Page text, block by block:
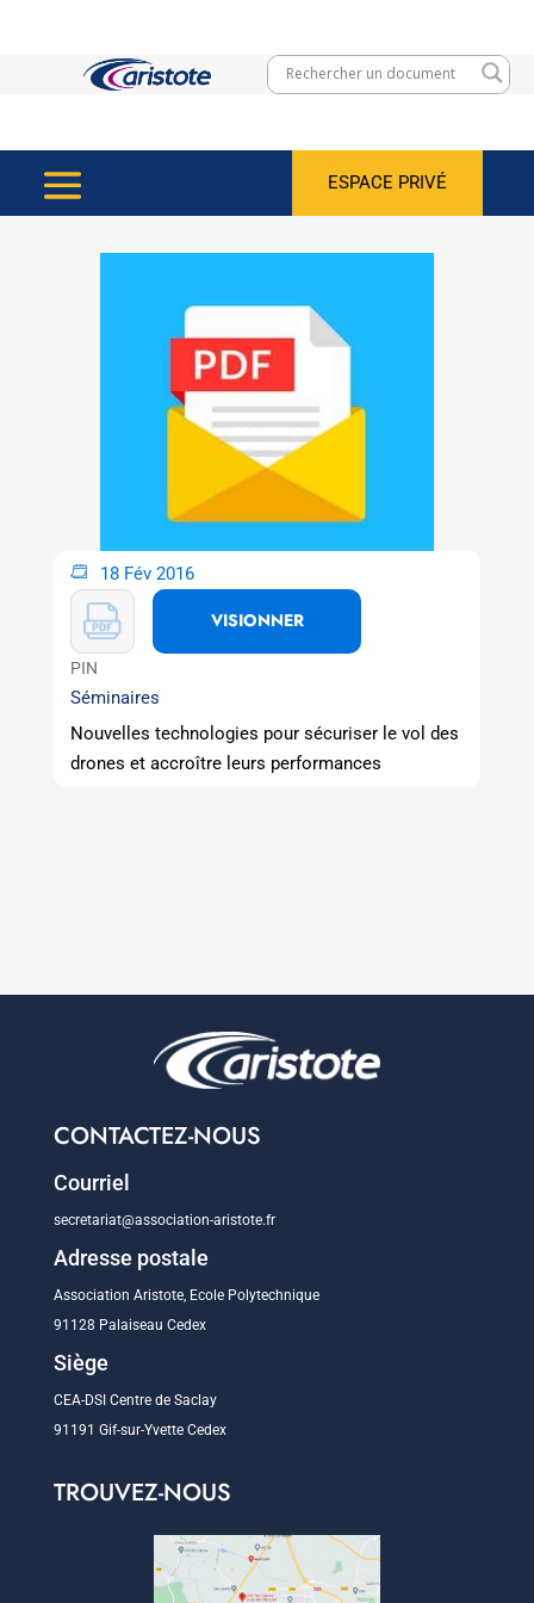
ESPACE PRIVÉ
18 Fév 2016
VISIONNER
PIN
Séminaires
Nouvelles technologies pour sécuriser le vol des
drones et accroître leurs performances
CONTACTEZ-NOUS
Courriel
secretariat@association-aristote.fr
Adresse postale
Association Aristote, Ecole Polytechnique
91128 Palaiseau Cedex
Siège
CEA-DSI Centre de Saclay
91191 Gif-sur-Yvette Cedex
TROUVEZ-NOUS